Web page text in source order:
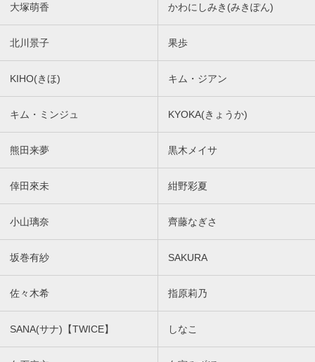
大塚萌香 かわにしみき(みきぽん)
北川景子 果歩
KIHO(きほ) キム・ジアン
キム・ミンジュ KYOKA(きょうか)
熊田来夢 黒木メイサ
倖田來未 紺野彩夏
小山璃奈 齊藤なぎさ
坂巻有紗 SAKURA
佐々木希 指原莉乃
SANA(サナ)【TWICE】 しなこ